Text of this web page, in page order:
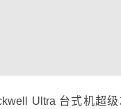
Ultra 台式机超